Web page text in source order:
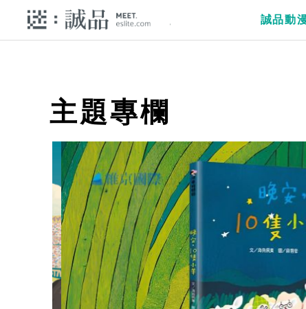
誠品動
主題專欄